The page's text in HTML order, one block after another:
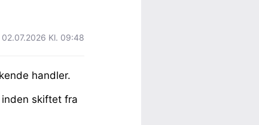
02.07.2026 Kl. 09:48
handler.
skiftet fra